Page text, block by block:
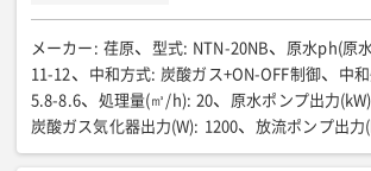
メーカー : 荏原 型式: NTN-20NB 原水ph(原
11-12
中和方式: 炭酸ガス+ON-OFF制御 中
5.8-8.6
処理量(㎥/h): 20 原水ポンプ出力(kW)
炭酸ガス気化器出力(W): 1200 放流ポンプ出力
総電源容量(V/kW): 200/5.6 pH電極: ガラス電